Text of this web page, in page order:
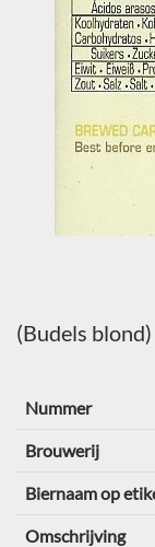
(Budels
Nummer
Brouwerij
Biernaam op
Omschrijving